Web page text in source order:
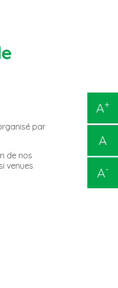
A+
A
A-
par
de nos
venues